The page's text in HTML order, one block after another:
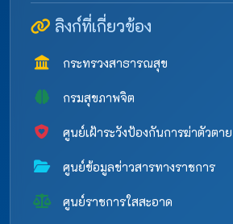
ลิงก์ที่เกี่ยวข้อง
กระทรวงสาธารณสุข
กรมสุขภาพจิต
ศูนย์เฝ้าระวังป้องกันการฆ่าตัวตาย
ศูนย์ข้อมูลข่าวสารทางราชการ
ศูนย์ราชการใสสะอาด